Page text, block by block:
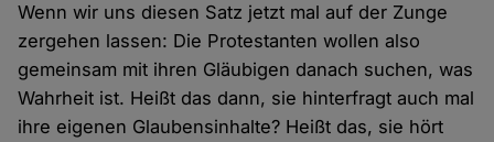
Wenn wir uns diesen Satz jetzt mal auf der Zunge
zergehen lassen: Die Protestanten wollen also
gemeinsam mit ihren Gläubigen danach suchen, was
Wahrheit ist. Heißt das dann, sie hinterfragt auch mal
ihre eigenen Glaubensinhalte? Heißt das, sie hört